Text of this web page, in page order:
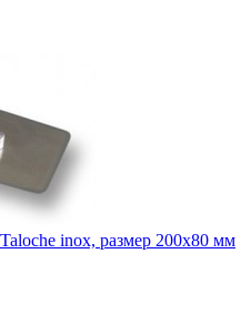
inox, размер 200х80 мм